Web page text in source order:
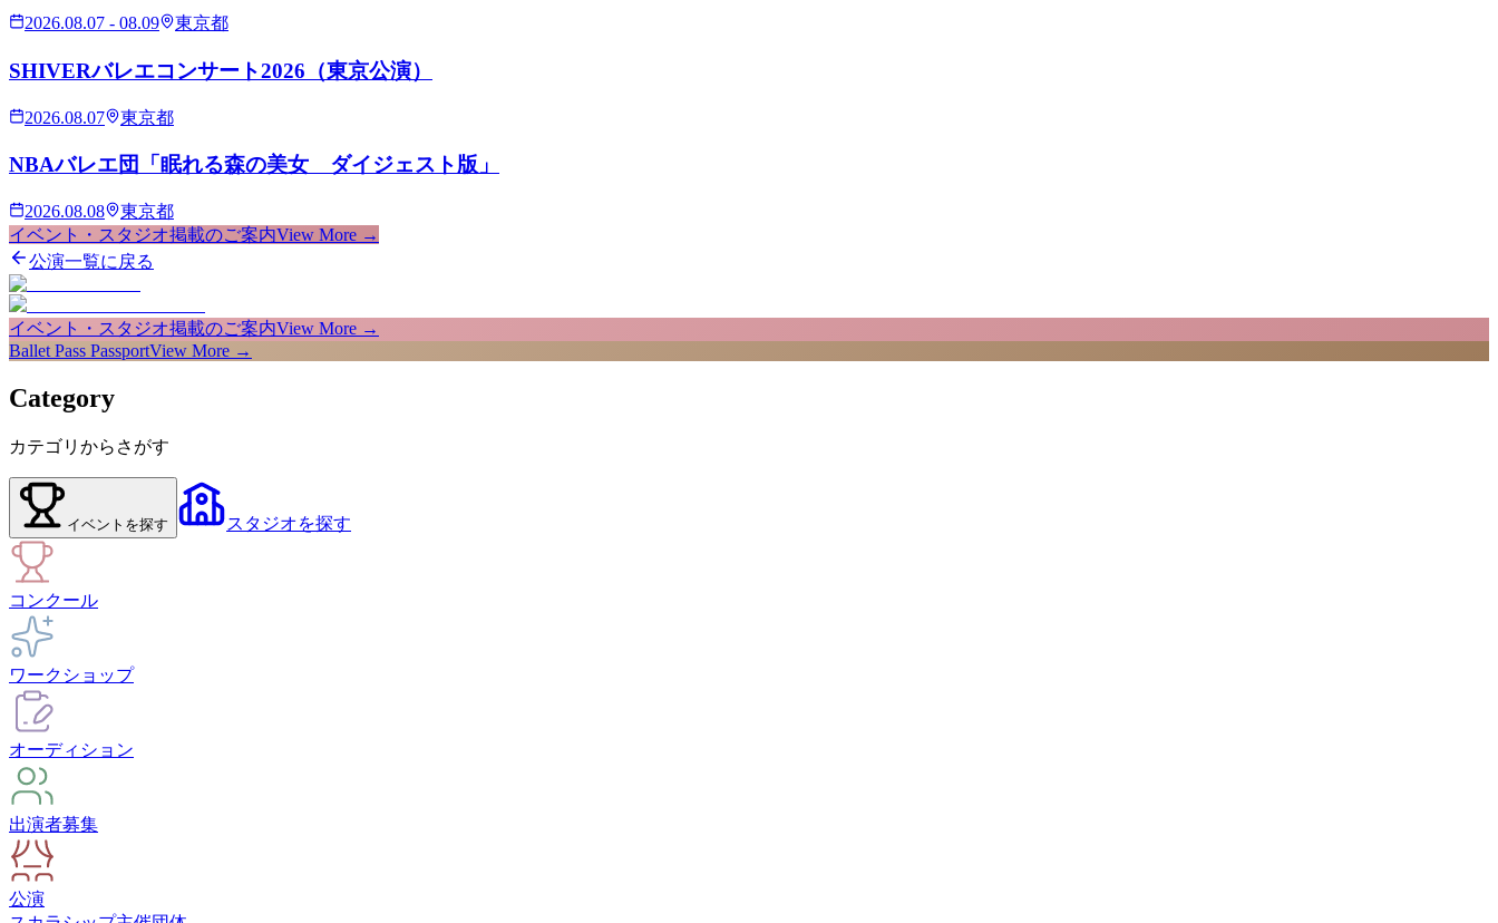
2026.08.07 - 08.09 東京都
SHIVERバレエコンサート2026（東京公演）
2026.08.07 東京都
NBAバレエ団「眠れる森の美女 ダイジェスト版」
2026.08.08
東京都
イベント・スタジオ掲載のご案内View More →
公演一覧に戻る
イベント・スタジオ掲載のご案内View More →
Ballet Pass PassportView More →
Category
カテゴリからさがす
イベント を探す スタジオを探す
コンクール
ワークショップ
オーディション
出演者募集
公演